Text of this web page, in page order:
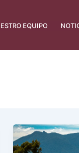
EQUIPO